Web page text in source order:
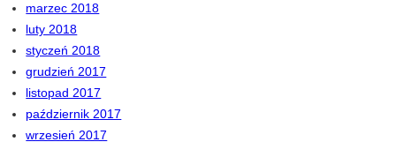
marzec 2018
luty 2018
styczeń 2018
grudzień 2017
listopad 2017
październik 2017
wrzesień 2017